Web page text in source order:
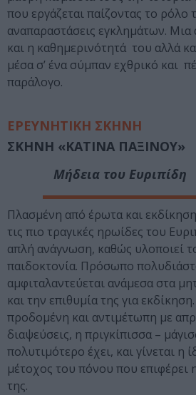
που εργάζεται παίζοντας το ρόλο
αναπαραστάσεις εγκλημάτων. Μια
και η καθημερινότητά του αλλά
μέσα σ’ ένα σύμπαν εχθρικό και
παράλογο.
ΕΡΕΥΝΗΤΙΚΗ ΣΚΗΝΗ
ΣΚΗΝΗ «ΚΑΤΙΝΑ ΠΑΞΙΝΟΥ»
Μήδεια του Ευριπίδη
Πλασμένη από έρωτα και
τις πιο τραγικές ηρωίδες του
απλή ανάγνωση, καθώς υλοποιεί
παιδοκτονία. Πρόσωπο
αμφιταλαντεύεται ανάμεσα στα
και την επιθυμία της για
προδομένη και αντιμέτωπη με
διαψεύσεις, η πριγκίπισσα –
πολυτιμότερο έχει, και γίνεται η
μέτοχος του πόνου που επιφέρει
της.